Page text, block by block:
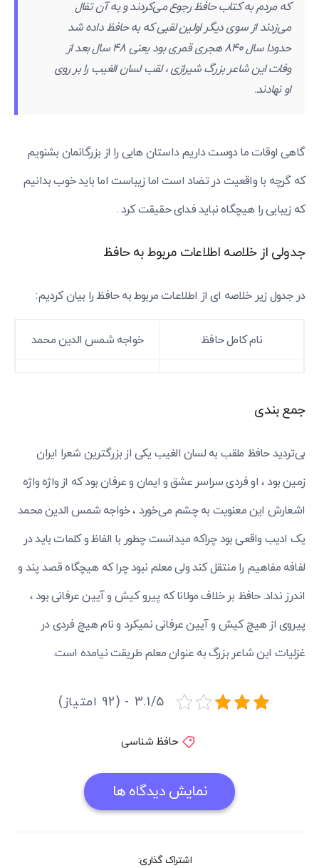
که مردم به کتاب حافظ رجوع می‌کردند و به آن تفال
می‌زدند از سوی دیگر اولین لقبی که به حافظ داده شد
حدودا سال 840 هجری قمری بود یعنی 48 سال بعد از
وفات این شاعر بزرگ شیرازی ، لقب لسان الغیب را بر روی
او نهادند.
گاهی اوقات ما دوست داریم داستان هایی را از بزرگانمان بشنویم
که گرچه با واقعیت در تضاد است اما زیباست اما باید خوب بدانیم
که زیبایی را هیچگاه نباید فدای حقیقت کرد .
جدولی از خلاصه اطلاعات مربوط به حافظ
در جدول زیر خلاصه ای از اطلاعات مربوط به حافظ را بیان کردیم:
نام کامل حافظ خواجه شمس الدین محمد
تاریخ وفات
هم دوره با حکومت ایلخانیان و تیموریان
جمع بندی
بی‌تردید حافظ ملقب به لسان الغیب یکی از بزرگترین شعرا ایران
زمین بود ، او فردی سراسر عشق و ایمان و عرفان بود که از واژه واژه
اشعارش این معنویت به چشم می‌خورد ، خواجه شمس الدین محمد
یک ادیب واقعی بود چراکه میدانست چطور با الفاظ و کلمات باید در
لفافه مفاهیم را منتقل کند ولی معلم نبود چرا که هیچگاه قصد پند و
اندرز نداد. حافظ بر خلاف مولانا که پیرو کیش و آیین عرفانی بود ،
پیروی از هیچ کیش و آیین عرفانی نمیکرد و نام هیچ فردی در
غزلیات این شاعر بزرگ به عنوان معلم طریقت نیامده است.
3.1/5 - (92 امتیاز)
حافظ شناسی
نمایش دیدگاه ها
اشتراک گذاری: